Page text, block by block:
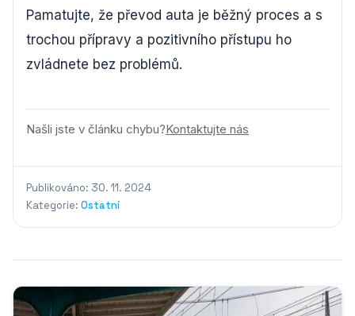
Pamatujte, že převod auta je běžný proces a s
trochou přípravy a pozitivního přístupu ho
zvládnete bez problémů.
Našli jste v článku chybu?Kontaktujte nás
Publikováno: 30. 11. 2024
Kategorie: Ostatní